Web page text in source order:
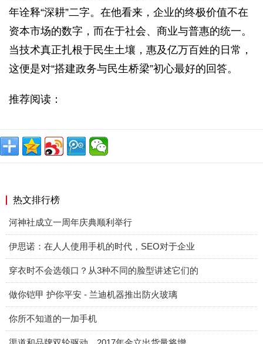
年诠释“深耕”二字。在他看来，企业的终极价值不在
资本市场的数字，而在于社会、商业与普惠的统一。
当技术真正扎根于民生土壤，惠及亿万百姓的日常，
这便是对“搭建政务与民生桥梁”初心最好的回答。
推荐阅读：
热文排行榜
河神社成立一周年庆典顺利举行
伊思诺：在人人使用手机的时代，SEO对于企业
穿衣时不会选领口？从3种不同的脸型讲述它们的
做你铠甲 护你平安 - 兰迪机器推出防火玻璃
你所不知道的一加手机